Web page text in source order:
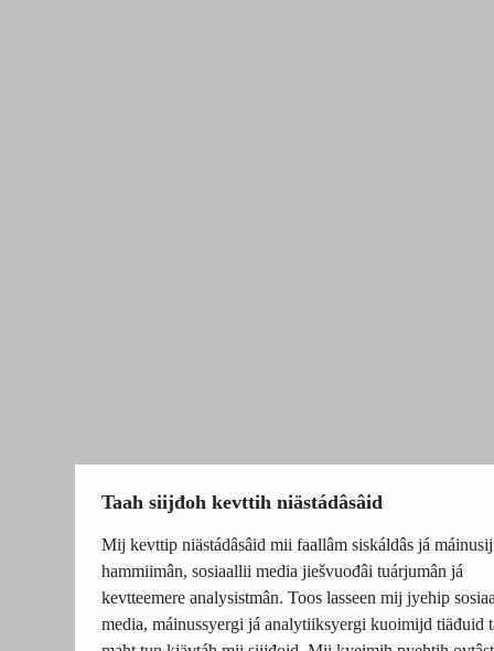
Taah siijđoh kevttih niästádâsâid
Mij kevttip niästádâsâid mii faallâm siskáldâs já máinusij
hammiimân, sosiaallii media jiešvuođâi tuárjumân já
kevtteemere analysistmân. Toos lasseen mij jyehip
media, máinussyergi já analytiiksyergi kuoimijd tiäđuid